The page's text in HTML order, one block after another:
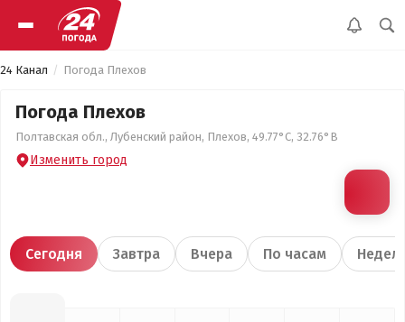
24 Канал Погода Плехов
Погода Плехов
Полтавская обл., Лубенский район, Плехов, 49.77°С, 32.76°В
Изменить город
Сегодня Завтра Вчера По часам